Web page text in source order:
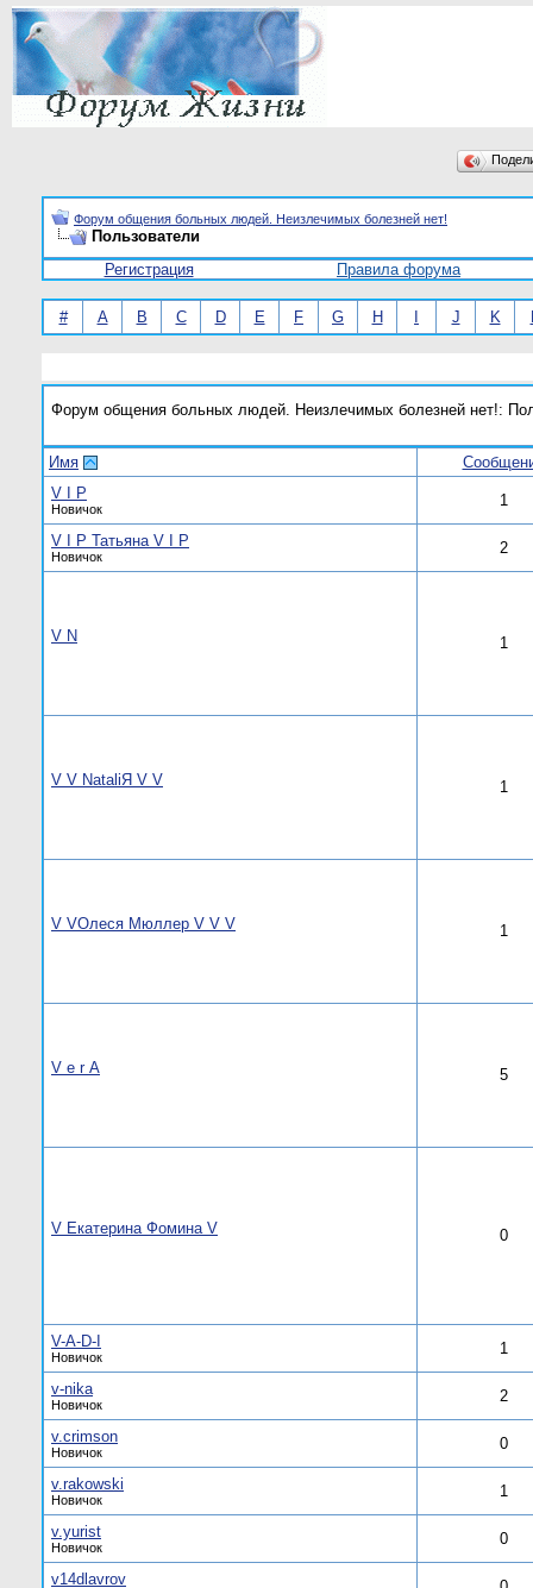
Форум общения больных людей. Неизлечимых болезней нет!
Пользователи
Регистрация
Правила форума
# A B C D E F G H J K
Форум общения больных людей. Неизлечимых болезней нет!:
Имя
V I P
Новичок 1
V I P Татьяна V I P
Новичок 2
V N 1
V V NаtаliЯ V V 1
V VОлеся Мюллер V V V 1
V е r А 5
V Екатерина Фомина V 0
V-A-D-I
Новичок 1
v-nika
Новичок 2
v.crimson
Новичок 0
v.rakowski
Новичок 1
v.yurist
Новичок 0
v14dlavrov